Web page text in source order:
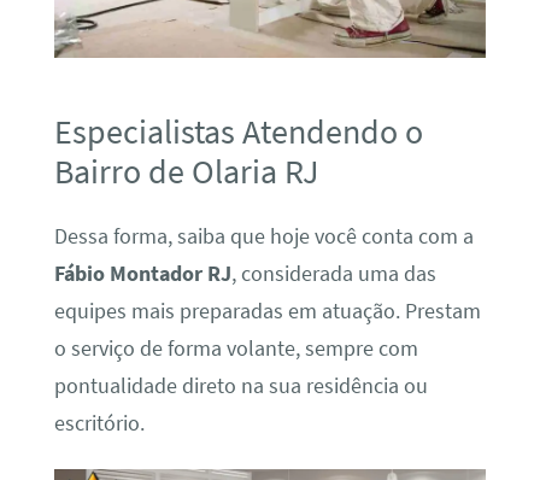
Especialistas Atendendo o
Bairro de Olaria RJ
Dessa forma, saiba que hoje você conta com a
Fábio Montador RJ, considerada uma das
equipes mais preparadas em atuação. Prestam
o serviço de forma volante, sempre com
pontualidade direto na sua residência ou
escritório.